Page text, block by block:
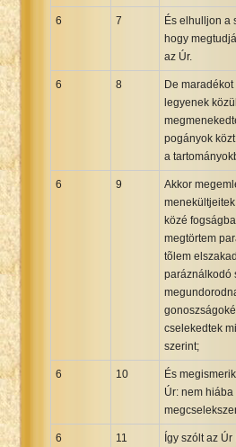
6 7
És elhulljon a
hogy
az Úr.
6 8
De
legyenek
pogányok
a
6 9
Akkor
közé
megtörtem
tõlem
paráználkodó
cselekedtek
szerint;
6 10
És
Úr: nem
6 11
Így szólt az Úr